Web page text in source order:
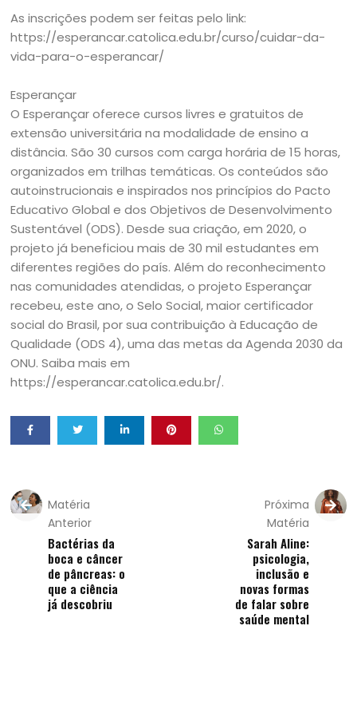
As inscrições podem ser feitas pelo link:
https://esperancar.catolica.edu.br/curso/cuidar-da-
vida-para-o-esperancar/
Esperançar
O Esperançar oferece cursos livres e gratuitos de
extensão universitária na modalidade de ensino a
distância. São 30 cursos com carga horária de 15 horas,
organizados em trilhas temáticas. Os conteúdos são
autoinstrucionais e inspirados nos princípios do Pacto
Educativo Global e dos Objetivos de Desenvolvimento
Sustentável (ODS). Desde sua criação, em 2020, o
projeto já beneficiou mais de 30 mil estudantes em
diferentes regiões do país. Além do reconhecimento
nas comunidades atendidas, o projeto Esperançar
recebeu, este ano, o Selo Social, maior certificador
social do Brasil, por sua contribuição à Educação de
Qualidade (ODS 4), uma das metas da Agenda 2030 da
ONU. Saiba mais em
https://esperancar.catolica.edu.br/.
Matéria
Anterior
Bactérias da
boca e câncer
de pâncreas: o
que a ciência
já descobriu
Próxima
Matéria
Sarah Aline:
psicologia,
inclusão e
novas formas
de falar sobre
saúde mental